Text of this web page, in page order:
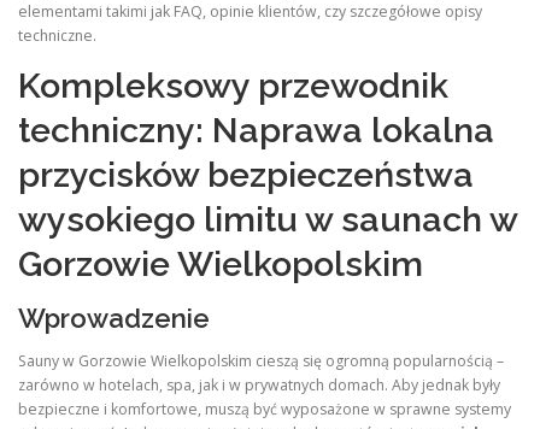
elementami takimi jak FAQ, opinie klientów, czy szczegółowe opisy
techniczne.
Kompleksowy przewodnik
techniczny: Naprawa lokalna
przycisków bezpieczeństwa
wysokiego limitu w saunach w
Gorzowie Wielkopolskim
Wprowadzenie
Sauny w Gorzowie Wielkopolskim cieszą się ogromną popularnością –
zarówno w hotelach, spa, jak i w prywatnych domach. Aby jednak były
bezpieczne i komfortowe, muszą być wyposażone w sprawne systemy